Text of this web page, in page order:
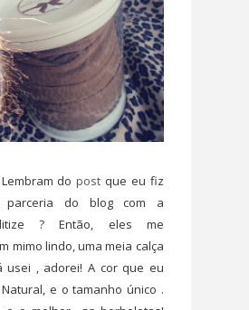
dopost que eu fiz
parceria do blog com a
? Então, eles me
mimo lindo, uma meia calça
usei , adorei! A cor que eu
e o tamanho único .